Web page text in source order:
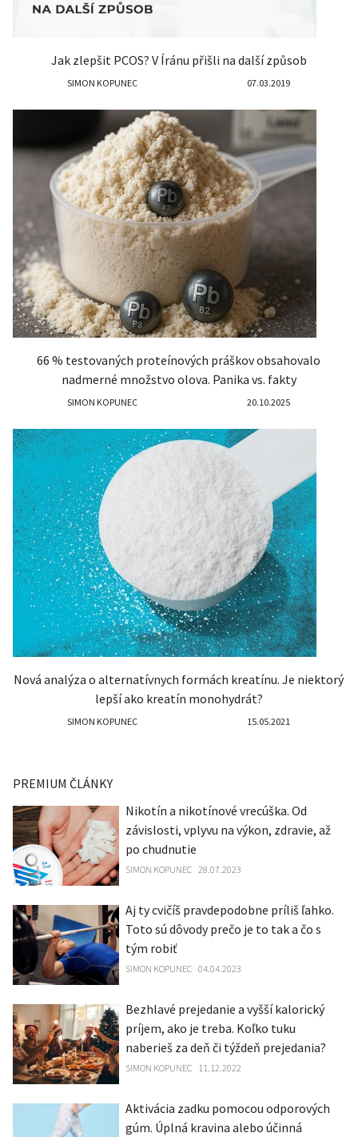
Jak zlepšit PCOS? V Íránu přišli na další způsob
SIMON KOPUNEC 07.03.2019
66 % testovaných proteínových práškov obsahovalo
nadmerné množstvo olova. Panika vs. fakty
SIMON KOPUNEC 20.10.2025
Nová analýza o alternatívnych formách kreatínu. Je niektorý
lepší ako kreatín monohydrát?
SIMON KOPUNEC 15.05.2021
PREMIUM ČLÁNKY
Nikotín a nikotínové vrecúška. Od
závislosti, vplyvu na výkon, zdravie, až
po chudnutie
SIMON KOPUNEC 28.07.2023
Aj ty cvičíš pravdepodobne príliš ľahko.
Toto sú dôvody prečo je to tak a čo s
tým robiť
SIMON KOPUNEC 04.04.2023
Bezhlavé prejedanie a vyšší kalorický
príjem, ako je treba. Koľko tuku
naberieš za deň či týždeň prejedania?
SIMON KOPUNEC 11.12.2022
Aktivácia zadku pomocou odporových
gúm. Úplná kravina alebo účinná